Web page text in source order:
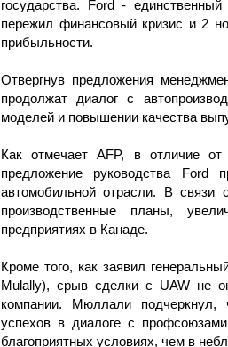
государства. Ford -
пережил финансовый кризис и 2
прибыльности.
Отвергнув предложения
продолжат диалог с
моделей и повышении качества
Как отмечает AFP, в отличие от
предложение руководства Ford
автомобильной отрасли. В связи
производственные планы,
предприятиях в Канаде.
Кроме того, как заявил
Mulally), срыв сделки с UAW не
компании. Мюллали подчеркнул,
успехов в диалоге с
благоприятных условиях, чем в